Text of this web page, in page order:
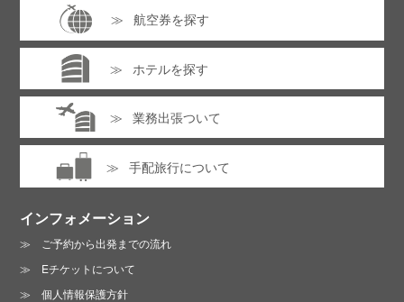
航空券を探す
ホテルを探す
業務出張ついて
手配旅行について
インフォメーション
ご予約から出発までの流れ
Eチケットについて
個人情報保護方針